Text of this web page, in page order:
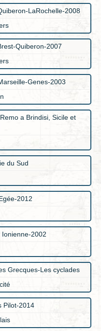
LaRochelle-2008
Quiberon-2007
Genes-2003
a Brindisi, Sicile et
du Sud
2012
2002
Grecques-Les cyclades
Pilot-2014